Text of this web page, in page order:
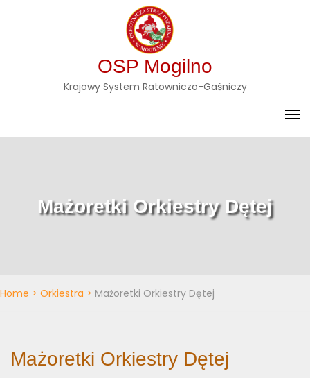
OSP Mogilno
Krajowy System Ratowniczo-Gaśniczy
Mażoretki Orkiestry Dętej
Home > Orkiestra > Mażoretki Orkiestry Dętej
Mażoretki Orkiestry Dętej